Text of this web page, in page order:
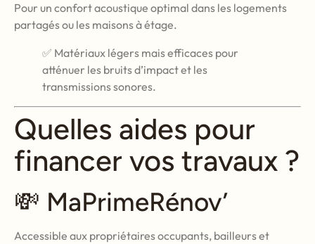
Pour un confort acoustique optimal dans les logements
partagés ou les maisons à étage.
✅ Matériaux légers mais efficaces pour
atténuer les bruits d’impact et les
transmissions sonores.
Quelles aides pour
financer vos travaux ?
💸 MaPrimeRénov’
Accessible aux propriétaires occupants, bailleurs et